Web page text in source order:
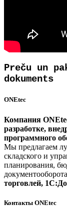
Preču un
dokuments
ONEtec
Компания
разработке,
программного
Мы предлагаем
складского и
планирования,
торговлей,
Контакты ONEtec